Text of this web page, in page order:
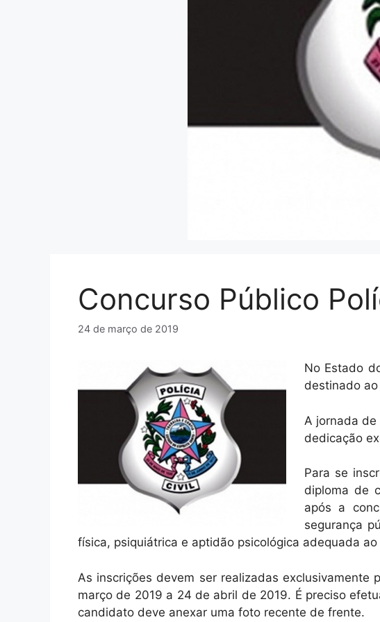
Concurso Público
24 de março de 2019
No Estado
destinado
A jornada
dedicação
Para se
diploma de
após a
segurança
física, psiquiátrica e aptidão psicológica adequada
As inscrições devem ser realizadas
março de 2019 a 24 de abril de 2019. É preciso
candidato deve anexar uma foto recente de frente.